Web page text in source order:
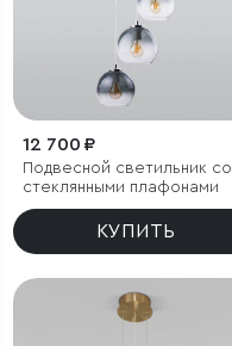
12 700 ₽
Подвесной светильник со
стеклянными плафонами
КУПИТЬ